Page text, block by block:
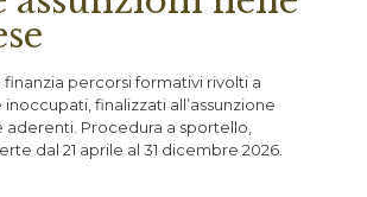
percorsi formativi rivolti a
finalizzati all’assunzione
aderenti. Procedura a sportello,
dal 21 aprile al 31 dicembre 2026.